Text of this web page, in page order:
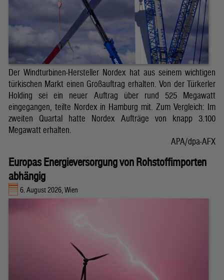
Der Windturbinen-Hersteller Nordex hat aus seinem wichtigen
türkischen Markt einen Großauftrag erhalten. Von der Türkerler
Holding sei ein neuer Auftrag über rund 525 Megawatt
eingegangen, teilte Nordex in Hamburg mit. Zum Vergleich: Im
zweiten Quartal hatte Nordex Aufträge von knapp 3.100
Megawatt erhalten.
APA/dpa-AFX
Europas Energieversorgung von Rohstoffimporten
abhängig
6. August 2026, Wien